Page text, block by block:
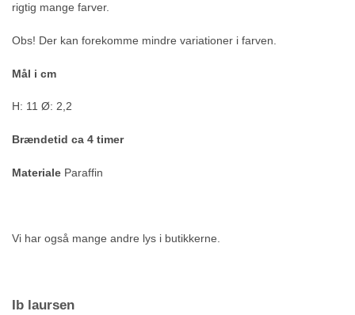
rigtig mange farver.
Obs! Der kan forekomme mindre variationer i farven.
Mål i cm
H: 11 Ø: 2,2
Brændetid ca 4 timer
Materiale Paraffin
Vi har også mange andre lys i butikkerne.
Ib laursen